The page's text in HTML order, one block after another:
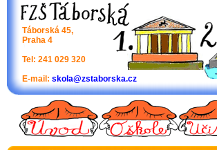
Táborská 45,
Praha 4
Tel: 241 029 320
E-mail: skola@zstaborska.cz